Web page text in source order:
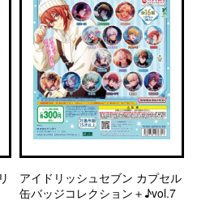
アイドリッシュセブン カプセル
缶バッジコレクション＋♪vol.7